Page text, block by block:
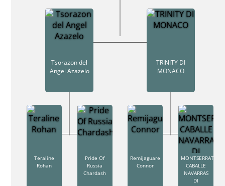
Tsorazon del
Angel Azazelo
TRINITY DI
MONACO
Teraline
Rohan
Pride Of
Russia
Chardash
Remijaguare
Connor
MONTSERRAT
CABALLE
NAVARRAS
DI